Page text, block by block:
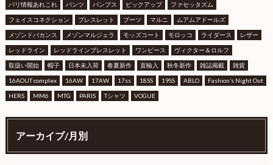
パリ情報あれこれ パンツ パンプス ピックアップ ファセッタズム
フェイスコネクション ブレスレット ブーツ マルニ ムアムアドールズ
メゾンドバカンス メゾンマルジェラ モッズコート モロッコ ライダース レザー
レッドライン レッドラインブレスレット ワンピース ヴィクター＆ロルフ
取扱い開始 帽子 日本未入荷 春夏新作 直輸入 秋冬新作 雑誌掲載 雑貨
16AOUT complex 16AW 17AW 17ss 18SS 19SS ABLO Fashion’s Night Out
HERS MM6 MTG PARIS Tシャツ VOGUE
アーカイブ/月別